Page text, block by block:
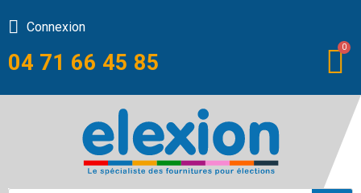
04 71 66 45 85
Connexion